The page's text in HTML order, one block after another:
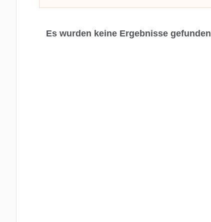
Es wurden keine Ergebnisse gefunden